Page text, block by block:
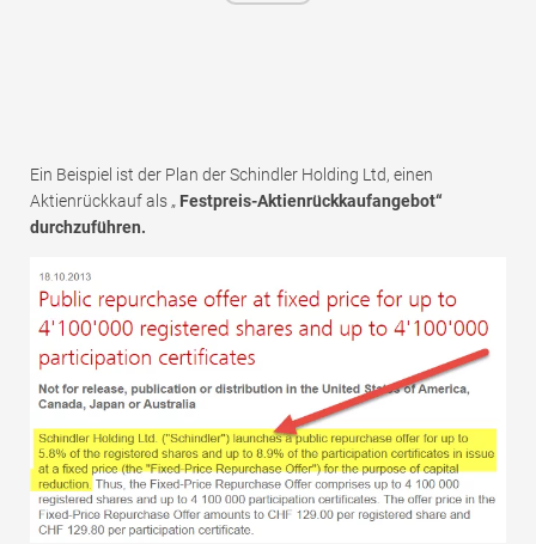
Ein Beispiel ist der Plan der Schindler Holding Ltd, einen
Aktienrückkauf als „ Festpreis-Aktienrückkaufangebot“
durchzuführen.